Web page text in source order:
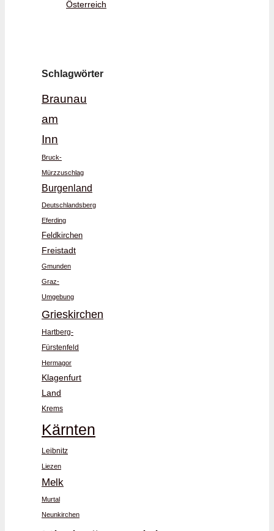
Österreich
Schlagwörter
Braunau
am
Inn
Bruck-
Mürzzuschlag
Burgenland
Deutschlandsberg
Eferding
Feldkirchen
Freistadt
Gmunden
Graz-
Umgebung
Grieskirchen
Hartberg-
Fürstenfeld
Hermagor
Klagenfurt
Land
Krems
Kärnten
Leibnitz
Liezen
Melk
Murtal
Neunkirchen